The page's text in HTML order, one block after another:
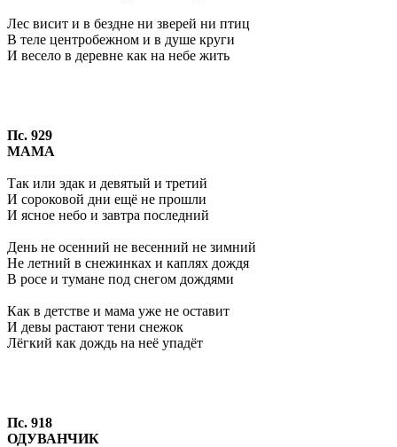
Лес висит и в бездне ни зверей ни птиц
В теле центробежном и в душе круги
И весело в деревне как на небе жить
Пс. 929
МАМА
Так или эдак и девятый и третий
И сороковой дни ещё не прошли
И ясное небо и завтра последний
День не осенний не весенний не зимний
Не летний в снежинках и каплях дождя
В росе и тумане под снегом дождями
Как в детстве и мама уже не оставит
И девы растают тени снежок
Лёгкий как дождь на неё упадёт
Пс. 918
ОДУВАНЧИК